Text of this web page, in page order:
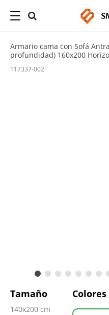
Hogar Cama abatible con sofá/
Armario cama con Sofá
profundidad) 160x200
117337-002
Tamaño
140x200 cm
Colores